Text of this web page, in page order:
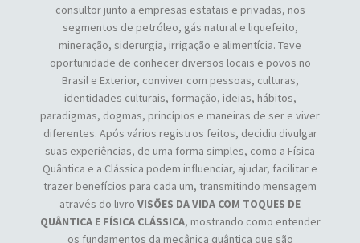
consultor junto a empresas estatais e privadas, nos
segmentos de petróleo, gás natural e liquefeito,
mineração, siderurgia, irrigação e alimentícia. Teve
oportunidade de conhecer diversos locais e povos no
Brasil e Exterior, conviver com pessoas, culturas,
identidades culturais, formação, ideias, hábitos,
paradigmas, dogmas, princípios e maneiras de ser e viver
diferentes. Após vários registros feitos, decidiu divulgar
suas experiências, de uma forma simples, como a Física
Quântica e a Clássica podem influenciar, ajudar, facilitar e
trazer benefícios para cada um, transmitindo mensagem
através do livro VISÕES DA VIDA COM TOQUES DE
QUÂNTICA E FÍSICA CLÁSSICA, mostrando como entender
os fundamentos da mecânica quântica que são